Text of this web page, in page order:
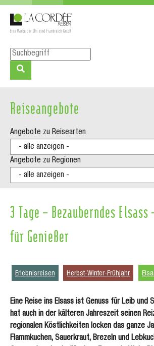
Zum Hauptinhalt springen
Skip to page footer
Reiseangebote
Angebote zu Reisearten
Angebote zu Regionen
3 Tage – Bezauberndes
für Genießer
Erlebnisreisen Herbst-Winter-Frühjahr
Eine Reise ins Elsass ist Genuss für Leib und
hat auch in der kälteren Jahreszeit seinen
regionalen Köstlichkeiten locken das ganze
Flammkuchen, Sauerkraut, Brezeln und